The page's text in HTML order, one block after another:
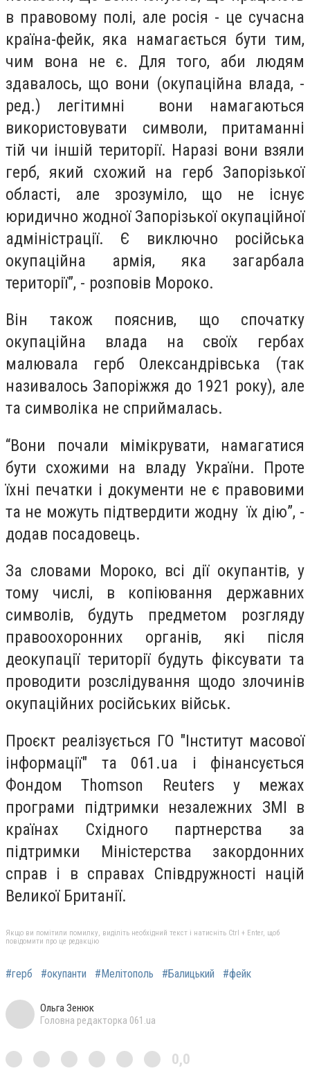
в правовому полі, але росія - це сучасна
країна-фейк, яка намагається бути тим,
чим вона не є. Для того, аби людям
здавалось, що вони (окупаційна влада, -
ред.) легітимні вони намагаються
використовувати символи, притаманні
тій чи іншій території. Наразі вони взяли
герб, який схожий на герб Запорізької
області, але зрозуміло, що не існує
юридично жодної Запорізької окупаційної
адміністрації. Є виключно російська
окупаційна армія, яка загарбала
території”, - розповів Мороко.
Він також пояснив, що спочатку
окупаційна влада на своїх гербах
малювала герб Олександрівська (так
називалось Запоріжжя до 1921 року), але
та символіка не сприймалась.
“Вони почали мімікрувати, намагатися
бути схожими на владу України. Проте
їхні печатки і документи не є правовими
та не можуть підтвердити жодну їх дію”, -
додав посадовець.
За словами Мороко, всі дії окупантів, у
тому числі, в копіювання державних
символів, будуть предметом розгляду
правоохоронних органів, які після
деокупації території будуть фіксувати та
проводити розслідування щодо злочинів
окупаційних російських військ.
Проєкт реалізується ГО "Інститут масової
інформації" та 061.ua і фінансується
Фондом Thomson Reuters у межах
програми підтримки незалежних ЗМІ в
країнах Східного партнерства за
підтримки Міністерства закордонних
справ і в справах Співдружності націй
Великої Британії.
Якщо ви помітили помилку, виділіть необхідний текст і натисніть Ctrl + Enter, щоб
повідомити про це редакцію
#герб #окупанти #Мелітополь #Балицький #фейк
Ольга Зенюк
Головна редакторка 061.ua
0,0